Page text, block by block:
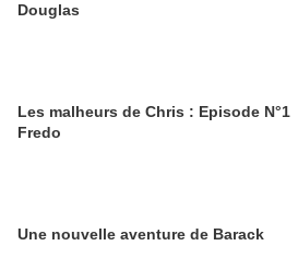
Douglas
Les malheurs de Chris : Episode N°1
Fredo
Une nouvelle aventure de Barack